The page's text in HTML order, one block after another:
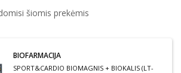
šiomis prekėmis
BIOFARMACIJA
SPORT&CARDIO BIOMAGNIS + BIOKALIS (LT-